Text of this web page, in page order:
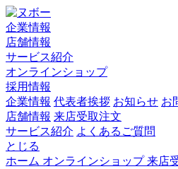
企業情報
店舗情報
サービス紹介
オンラインショップ
採用情報
企業情報 代表者挨拶 お知らせ お
店舗情報 来店受取注文
サービス紹介 よくあるご質問
とじる
ホーム オンラインショップ来店